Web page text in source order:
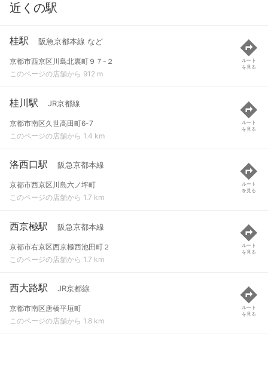
近くの駅
桂駅 阪急京都本線 など
京都市西京区川島北裏町９７-２
このページの店舗から 912 m
ルート
を見る
桂川駅 JR京都線
京都市南区久世高田町6-7
このページの店舗から 1.4 km
ルート
を見る
洛西口駅 阪急京都本線
京都市西京区川島六ノ坪町
このページの店舗から 1.7 km
ルート
を見る
西京極駅 阪急京都本線
京都市右京区西京極西池田町２
このページの店舗から 1.7 km
ルート
を見る
西大路駅 JR京都線
京都市南区唐橋平垣町
このページの店舗から 1.8 km
ルート
を見る